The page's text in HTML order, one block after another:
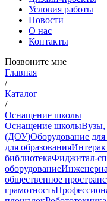
Условия работы
Новости
О нас
Контакты
Позвоните мне
Главная
/
Каталог
/
Оснащение школы
Оснащение школыВузы,
(ДОУ)Оборудование для
для образования
библиотекаФиджитал-
оборудование
общественное
грамотность